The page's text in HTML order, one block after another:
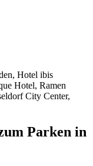
Hotel ibis
Hotel, Ramen
City Center,
Parken in